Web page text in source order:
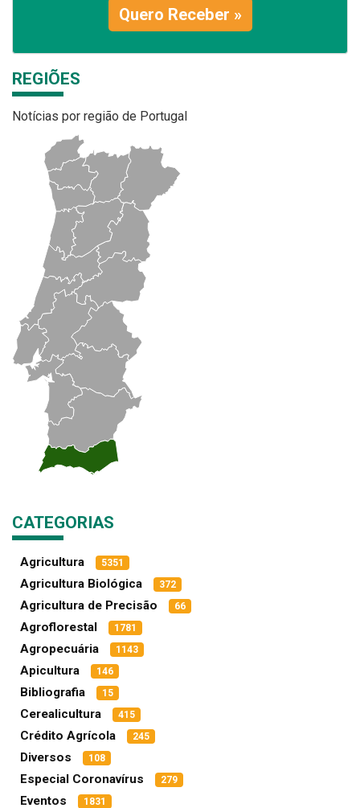
Quero Receber »
REGIÕES
Notícias por região de Portugal
CATEGORIAS
Agricultura 5351
Agricultura Biológica 372
Agricultura de Precisão 66
Agroflorestal 1781
Agropecuária 1143
Apicultura 146
Bibliografia 15
Cerealicultura 415
Crédito Agrícola 245
Diversos 108
Especial Coronavírus 279
Eventos 1831